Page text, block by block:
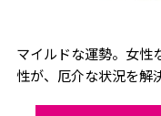
マイルドな運勢。女性
性が、厄介な状況を解